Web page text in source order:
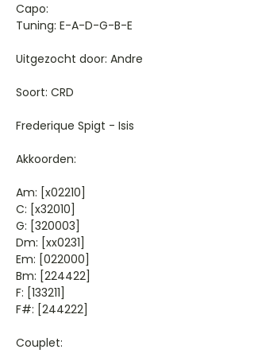
Capo:
Tuning: E-A-D-G-B-E
Uitgezocht door: Andre
Soort: CRD
Frederique Spigt - Isis
Akkoorden:
Am: [x02210]
C: [x32010]
G: [320003]
Dm: [xx0231]
Em: [022000]
Bm: [224422]
F: [133211]
F#: [244222]
Couplet: